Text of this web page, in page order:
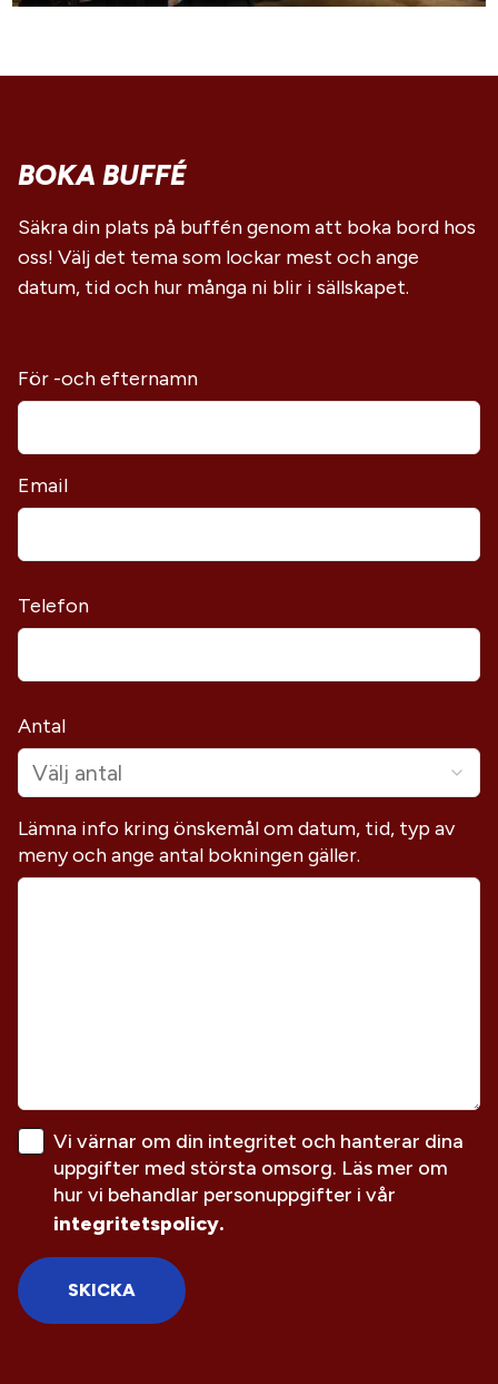
BOKA BUFFÉ
Säkra din plats på buffén genom att boka bord hos
oss! Välj det tema som lockar mest och ange
datum, tid och hur många ni blir i sällskapet.
För -och efternamn
Email
Telefon
Antal
Välj antal
Lämna info kring önskemål om datum, tid, typ av
meny och ange antal bokningen gäller.
Vi värnar om din integritet och hanterar dina
uppgifter med största omsorg. Läs mer om
hur vi behandlar personuppgifter i vår
integritetspolicy.
SKICKA